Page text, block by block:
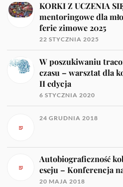
KORKI Z UCZENIA
mentoringowe dla
ferie zimowe 2025
22 STYCZNIA 2025
W poszukiwaniu
czasu – warsztat dla
II edycja
6 STYCZNIA 2020
24 GRUDNIA 2018
Autobiograficzność
eseju – Konferencja
20 MAJA 2018